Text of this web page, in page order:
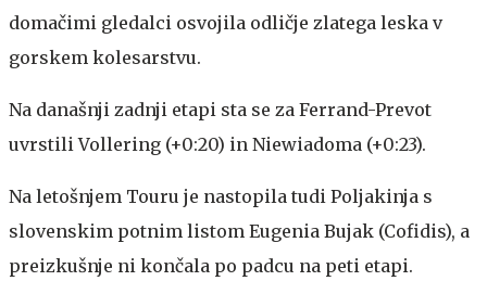
domačimi gledalci osvojila odličje zlatega leska v
gorskem kolesarstvu.
Na današnji zadnji etapi sta se za Ferrand-Prevot
uvrstili Vollering (+0:20) in Niewiadoma (+0:23).
Na letošnjem Touru je nastopila tudi Poljakinja s
slovenskim potnim listom Eugenia Bujak (Cofidis), a
preizkušnje ni končala po padcu na peti etapi.